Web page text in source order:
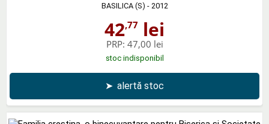
BASILICA (S) - 2012
42,77 lei
PRP: 47,00 lei
stoc indisponibil
➤ alertă stoc